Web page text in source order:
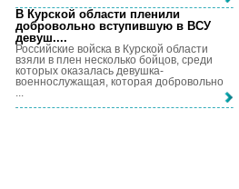
В Курской области пленили
добровольно вступившую в ВСУ
девуш....
Российские войска в Курской области
взяли в плен несколько бойцов, среди
которых оказалась девушка-
военнослужащая, которая добровольно
...